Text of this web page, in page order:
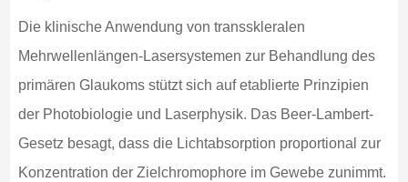
Die klinische Anwendung von transskleralen
Mehrwellenlängen-Lasersystemen zur Behandlung des
primären Glaukoms stützt sich auf etablierte Prinzipien
der Photobiologie und Laserphysik. Das Beer-Lambert-
Gesetz besagt, dass die Lichtabsorption proportional zur
Konzentration der Zielchromophore im Gewebe zunimmt.